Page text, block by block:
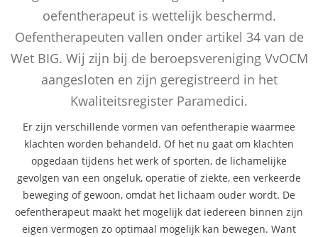
oefentherapeut is wettelijk beschermd.
Oefentherapeuten vallen onder artikel 34 van de
Wet BIG. Wij zijn bij de beroepsvereniging VvOCM
aangesloten en zijn geregistreerd in het
Kwaliteitsregister Paramedici.
Er zijn verschillende vormen van oefentherapie waarmee
klachten worden behandeld. Of het nu gaat om klachten
opgedaan tijdens het werk of sporten, de lichamelijke
gevolgen van een ongeluk, operatie of ziekte, een verkeerde
beweging of gewoon, omdat het lichaam ouder wordt. De
oefentherapeut maakt het mogelijk dat iedereen binnen zijn
eigen vermogen zo optimaal mogelijk kan bewegen. Want